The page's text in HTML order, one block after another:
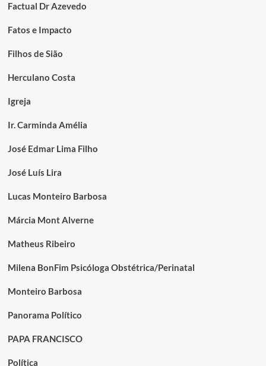
Factual Dr Azevedo
Fatos e Impacto
Filhos de Sião
Herculano Costa
Igreja
Ir. Carminda Amélia
José Edmar Lima Filho
José Luís Lira
Lucas Monteiro Barbosa
Márcia Mont Alverne
Matheus Ribeiro
Milena BonFim Psicóloga Obstétrica/Perinatal
Monteiro Barbosa
Panorama Político
PAPA FRANCISCO
Política